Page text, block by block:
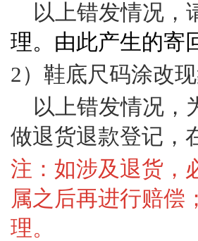
以上错发情况，
理。由此产生的寄
2）鞋底尺码涂改
以上错发情况，
做退货退款登记，
注：如涉及退货，
属之后再进行赔偿
理。